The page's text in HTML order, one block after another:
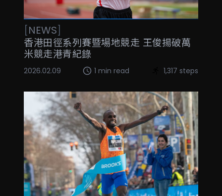
[NEWS]
香港田徑系列賽暨場地競走 王俊揚破萬
米競走港青紀錄
2026.02.09 1 min read 1,317 steps